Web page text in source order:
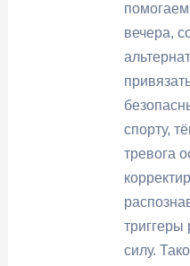
вечера,
спорту,
тревога
силу.